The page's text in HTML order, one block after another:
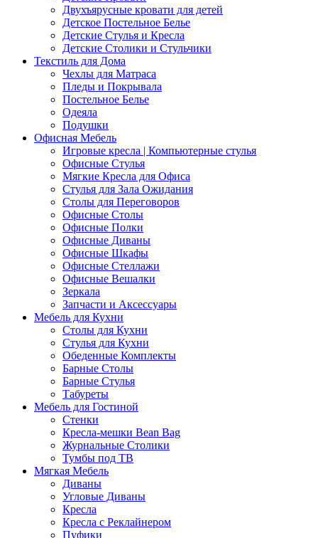
Двухъярусные кровати для детей
Детское Постельное Белье
Детские Стулья и Кресла
Детские Столики и Стульчики
Текстиль для Дома
Чехлы для Матраса
Пледы и Покрывала
Постельное Белье
Одеяла
Подушки
Офисная Мебель
Игровые кресла | Компьютерные стулья
Офисные Стулья
Мягкие Кресла для Офиса
Стулья для Зала Ожидания
Столы для Переговоров
Офисные Столы
Офисные Полки
Офисные Диваны
Офисные Шкафы
Офисные Стеллажи
Офисные Вешалки
Зеркала
Запчасти и Аксессуары
Мебель для Кухни
Столы для Кухни
Стулья для Кухни
Обеденные Комплекты
Барные Столы
Барные Стулья
Табуреты
Мебель для Гостиной
Стенки
Кресла-мешки Bean Bag
Журнальные Столики
Тумбы под ТВ
Мягкая Мебель
Диваны
Угловые Диваны
Кресла
Кресла с Реклайнером
Пуфики